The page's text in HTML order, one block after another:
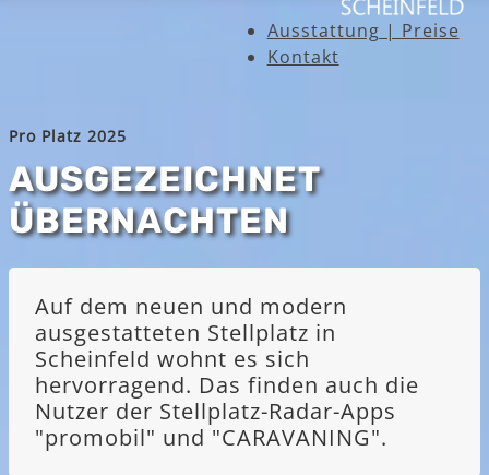
Ausstattung | Preise
Kontakt
Pro Platz 2025
AUSGEZEICHNET
ÜBERNACHTEN
Auf dem neuen und modern
ausgestatteten Stellplatz in
Scheinfeld wohnt es sich
hervorragend. Das finden auch die
Nutzer der Stellplatz-Radar-Apps
"promobil" und "CARAVANING".